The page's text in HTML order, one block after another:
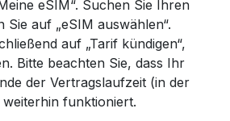
eSIM“. Suchen Sie Ihren
Sie auf „eSIM auswählen“.
auf „Tarif kündigen“,
Bitte beachten Sie, dass Ihr
der Vertragslaufzeit (in der
weiterhin funktioniert.